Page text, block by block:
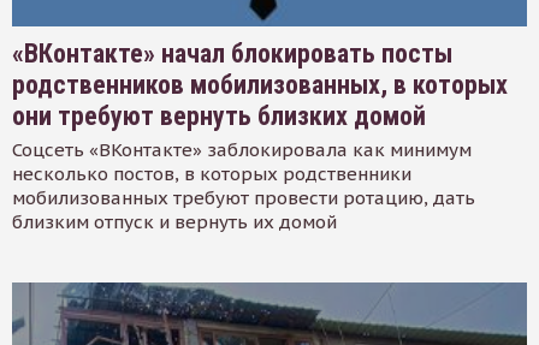
«ВКонтакте» начал блокировать посты
родственников мобилизованных, в которых
они требуют вернуть близких домой
Соцсеть «ВКонтакте» заблокировала как минимум
несколько постов, в которых родственники
мобилизованных требуют провести ротацию, дать
близким отпуск и вернуть их домой